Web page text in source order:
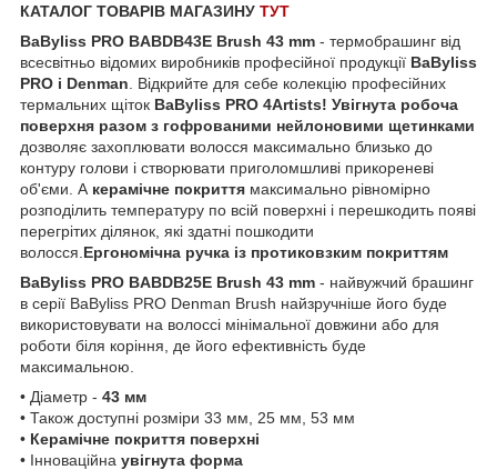
КАТАЛОГ ТОВАРІВ МАГАЗИНУ ТУТ
BaByliss PRO BABDB43E Brush 43 mm - термобрашинг від
всесвітньо відомих виробників професійної продукції BaByliss
PRO і Denman . Відкрийте для себе колекцію професійних
термальних щіток BaByliss PRO 4Artists! Увігнута робоча
поверхня разом з гофрованими нейлоновими щетинками
дозволяє захоплювати волосся максимально близько до
контуру голови і створювати приголомшливі прикореневі
об'єми. А керамічне покриття максимально рівномірно
розподілить температуру по всій поверхні і перешкодить появі
перегрітих ділянок, які здатні пошкодити
волосся. Ергономічна ручка із протиковзким покриттям
BaByliss PRO BABDB25E Brush 43 mm - найвужчий брашинг
в серії BaByliss PRO Denman Brush найзручніше його буде
використовувати на волоссі мінімальної довжини або для
роботи біля коріння, де його ефективність буде
максимальною.
• Діаметр - 43 мм
• Також доступні розміри 33 мм, 25 мм, 53 мм
• Керамічне покриття поверхні
• Інноваційна увігнута форма